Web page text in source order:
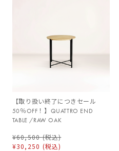
【取り扱い終了につきセール
50％OFF！】QUATTRO END
TABLE /RAW OAK
¥60,500(税込)
¥30,250 (税込)